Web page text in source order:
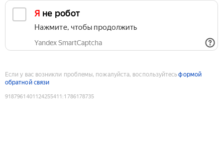
Я не робот
Нажмите, чтобы продолжить
Yandex SmartCaptcha
Если у вас возникли проблемы, пожалуйста, воспользуйтесьформой
обратной связи
9187961401124255411 :1786178735